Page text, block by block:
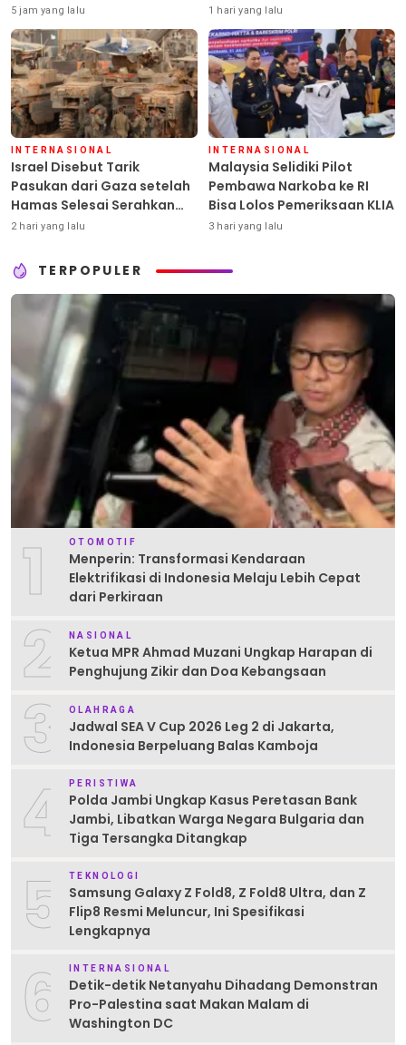
5 jam yang lalu 1 hari yang lalu
INTERNASIONAL
Israel Disebut Tarik
Pasukan dari Gaza setelah
Hamas Selesai Serahkan
Senjata
2 hari yang lalu
INTERNASIONAL
Malaysia Selidiki Pilot
Pembawa Narkoba ke RI
Bisa Lolos Pemeriksaan KLIA
3 hari yang lalu
TERPOPULER
1 OTOMOTIF
Menperin: Transformasi Kendaraan
Elektrifikasi di Indonesia Melaju Lebih Cepat
dari Perkiraan
2 NASIONAL
Ketua MPR Ahmad Muzani Ungkap Harapan di
Penghujung Zikir dan Doa Kebangsaan
3 OLAHRAGA
Jadwal SEA V Cup 2026 Leg 2 di Jakarta,
Indonesia Berpeluang Balas Kamboja
4 PERISTIWA
Polda Jambi Ungkap Kasus Peretasan Bank
Jambi, Libatkan Warga Negara Bulgaria dan
Tiga Tersangka Ditangkap
5 TEKNOLOGI
Samsung Galaxy Z Fold8, Z Fold8 Ultra, dan Z
Flip8 Resmi Meluncur, Ini Spesifikasi
Lengkapnya
6 INTERNASIONAL
Detik-detik Netanyahu Dihadang Demonstran
Pro-Palestina saat Makan Malam di
Washington DC